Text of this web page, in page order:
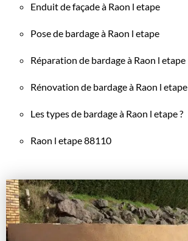
Enduit de façade à Raon l etape
Pose de bardage à Raon l etape
Réparation de bardage à Raon l etape
Rénovation de bardage à Raon l etape
Les types de bardage à Raon l etape ?
Raon l etape 88110